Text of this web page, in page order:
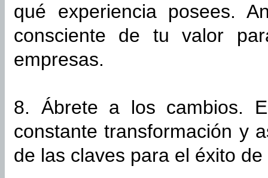
qué experiencia posees.
consciente de tu valor
empresas.
8. Ábrete a los cambios.
constante transformación y
de las claves para el éxito